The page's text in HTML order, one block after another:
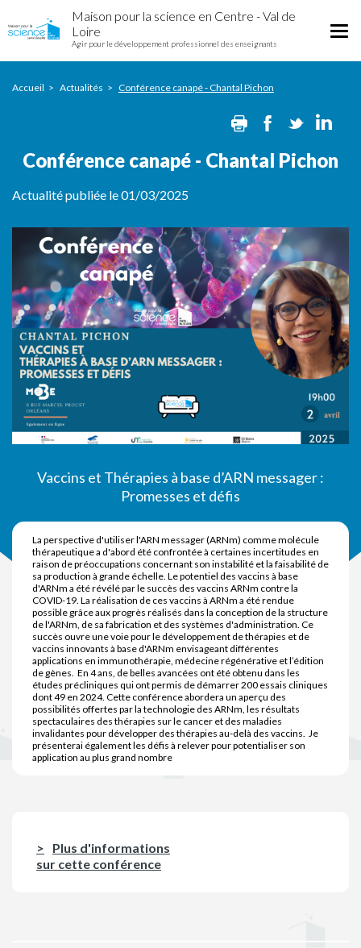
canapé
au
contenu
Maison pour la science en Centre - Val de
Loire
Agir pour le développement professionnel des enseignants
Accueil Actualités Conférence canapé - Chantal Pichon
PrintFacebook
Conférence canapé - Chantal Pichon
Actualité publiée le 01/03/2025
Vaccins et Thérapies à base d’ARN messager :
Promesses et défis
La perspective d'utiliser l'ARN messager (ARNm) comme molécule
thérapeutique a d'abord été confrontée à certaines incertitudes en
raison de préoccupations concernant son instabilité et la faisabilité de
sa production à grande échelle. Le potentiel des vaccins à base
d'ARNm a été révélé par le succès des vaccins ARNm contre la
COVID-19. La réalisation de ces vaccins à ARNm a été rendue
possible grâce aux progrès réalisés dans la conception de la structure
de l'ARNm, de sa fabrication et des systèmes d'administration. Ce
succès ouvre une voie pour le développement de thérapies et de
vaccins innovants à base d'ARNm envisageant différentes
applications en immunothérapie, médecine régénérative et l’édition
de gènes. En 4 ans, de belles avancées ont été obtenu dans les
études précliniques qui ont permis de démarrer 200 essais cliniques
dont 49 en 2024. Cette conférence abordera un aperçu des
possibilités offertes par la technologie des ARNm, les résultats
spectaculaires des thérapies sur le cancer et des maladies
invalidantes pour développer des thérapies au-delà des vaccins. Je
présenterai également les défis à relever pour potentialiser son
application au plus grand nombre
Plus d'informations
sur cette conférence